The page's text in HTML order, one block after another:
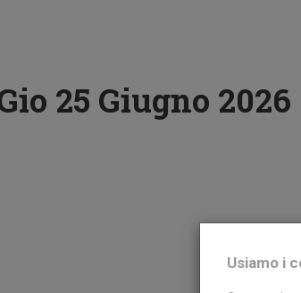
25 Giugno 2026
Usiamo i